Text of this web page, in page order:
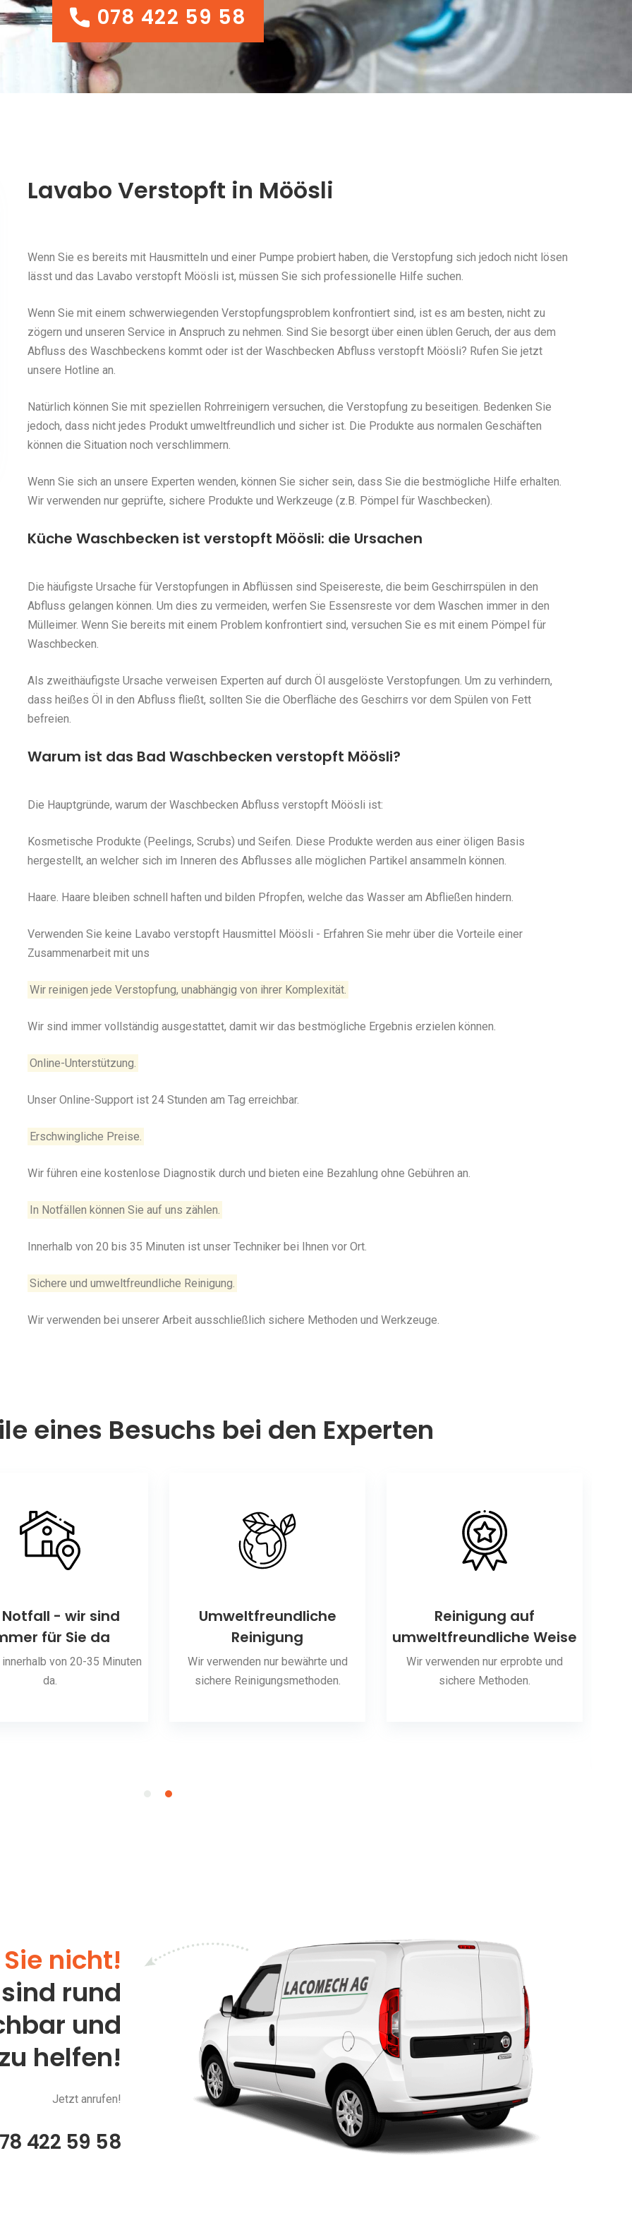
078 422 59 58
078 422 59 58
Lavabo Verstopft in Möösli
Wenn Sie es bereits mit Hausmitteln und einer Pumpe probiert haben, die Verstopfung sich jedoch nicht lösen
lässt und das Lavabo verstopft Möösli ist, müssen Sie sich professionelle Hilfe suchen.
Wenn Sie mit einem schwerwiegenden Verstopfungsproblem konfrontiert sind, ist es am besten, nicht zu
zögern und unseren Service in Anspruch zu nehmen. Sind Sie besorgt über einen üblen Geruch, der aus dem
Abfluss des Waschbeckens kommt oder ist der Waschbecken Abfluss verstopft Möösli? Rufen Sie jetzt
unsere Hotline an.
Natürlich können Sie mit speziellen Rohrreinigern versuchen, die Verstopfung zu beseitigen. Bedenken Sie
jedoch, dass nicht jedes Produkt umweltfreundlich und sicher ist. Die Produkte aus normalen Geschäften
können die Situation noch verschlimmern.
Wenn Sie sich an unsere Experten wenden, können Sie sicher sein, dass Sie die bestmögliche Hilfe erhalten.
Wir verwenden nur geprüfte, sichere Produkte und Werkzeuge (z.B. Pömpel für Waschbecken).
Küche Waschbecken ist verstopft Möösli: die Ursachen
Die häufigste Ursache für Verstopfungen in Abflüssen sind Speisereste, die beim Geschirrspülen in den
Abfluss gelangen können. Um dies zu vermeiden, werfen Sie Essensreste vor dem Waschen immer in den
Mülleimer. Wenn Sie bereits mit einem Problem konfrontiert sind, versuchen Sie es mit einem Pömpel für
Waschbecken.
Als zweithäufigste Ursache verweisen Experten auf durch Öl ausgelöste Verstopfungen. Um zu verhindern,
dass heißes Öl in den Abfluss fließt, sollten Sie die Oberfläche des Geschirrs vor dem Spülen von Fett
befreien.
Warum ist das Bad Waschbecken verstopft Möösli?
Die Hauptgründe, warum der Waschbecken Abfluss verstopft Möösli ist:
Kosmetische Produkte (Peelings, Scrubs) und Seifen. Diese Produkte werden aus einer öligen Basis
hergestellt, an welcher sich im Inneren des Abflusses alle möglichen Partikel ansammeln können.
Haare. Haare bleiben schnell haften und bilden Pfropfen, welche das Wasser am Abfließen hindern.
Verwenden Sie keine Lavabo verstopft Hausmittel Möösli - Erfahren Sie mehr über die Vorteile einer
Zusammenarbeit mit uns
Wir reinigen jede Verstopfung, unabhängig von ihrer Komplexität.
Wir sind immer vollständig ausgestattet, damit wir das bestmögliche Ergebnis erzielen können.
Online-Unterstützung.
Unser Online-Support ist 24 Stunden am Tag erreichbar.
Erschwingliche Preise.
Wir führen eine kostenlose Diagnostik durch und bieten eine Bezahlung ohne Gebühren an.
In Notfällen können Sie auf uns zählen.
Innerhalb von 20 bis 35 Minuten ist unser Techniker bei Ihnen vor Ort.
Sichere und umweltfreundliche Reinigung.
Wir verwenden bei unserer Arbeit ausschließlich sichere Methoden und Werkzeuge.
eines Besuchs bei den Experten
- wir sind
für Sie da
von 20-35 Minuten
da.
Umweltfreundliche
Reinigung
Wir verwenden nur bewährte und
sichere Reinigungsmethoden.
Reinigung auf
umweltfreundliche Weise
Wir verwenden nur erprobte und
sichere Methoden.
nicht!
rund
und
helfen!
Jetzt anrufen!
422 59 58